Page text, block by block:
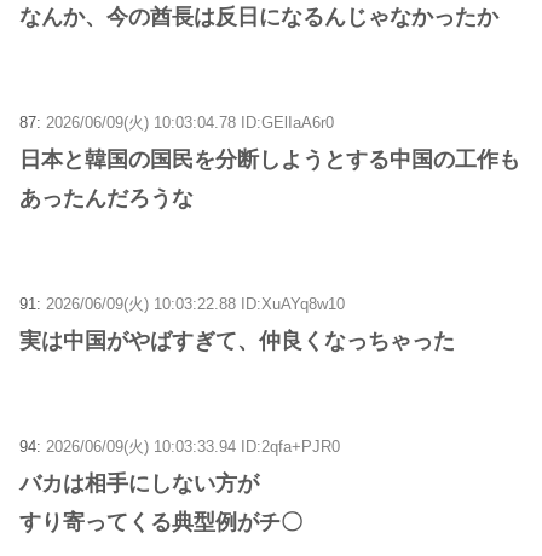
なんか、今の酋長は反日になるんじゃなかったか
87: 2026/06/09(火) 10:03:04.78 ID:GElIaA6r0
日本と韓国の国民を分断しようとする中国の工作も
あったんだろうな
91: 2026/06/09(火) 10:03:22.88 ID:XuAYq8w10
実は中国がやばすぎて、仲良くなっちゃった
94: 2026/06/09(火) 10:03:33.94 ID:2qfa+PJR0
バカは相手にしない方が
すり寄ってくる典型例がチ〇